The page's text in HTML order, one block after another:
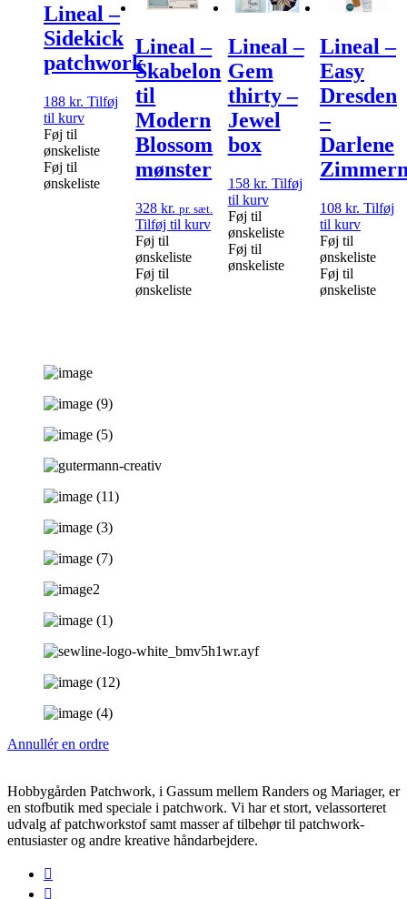
Lineal –
Sidekick
patchwork
188 kr. Tilføj
til kurv
Føj til
ønskeliste
Føj til
ønskeliste
Lineal –
Skabelon
til
Modern
Blossom
mønster
328kr. pr. sæt.
Tilføj til kurv
Føj til
ønskeliste
Føj til
ønskeliste
Lineal –
Gem
thirty –
Jewel
box
158 kr. Tilføj
til kurv
Føj til
ønskeliste
Føj til
ønskeliste
Lineal –
Easy
Dresden
–
Darlene
108 kr. Tilføj
til kurv
Føj til
ønskeliste
Føj til
ønskeliste
Annullér en ordre
Hobbygården Patchwork, i Gassum mellem Randers og Mariager, er
en stofbutik med speciale i patchwork. Vi har et stort, velassorteret
udvalg af patchworkstof samt masser af tilbehør til patchwork-
entusiaster og andre kreative håndarbejdere.